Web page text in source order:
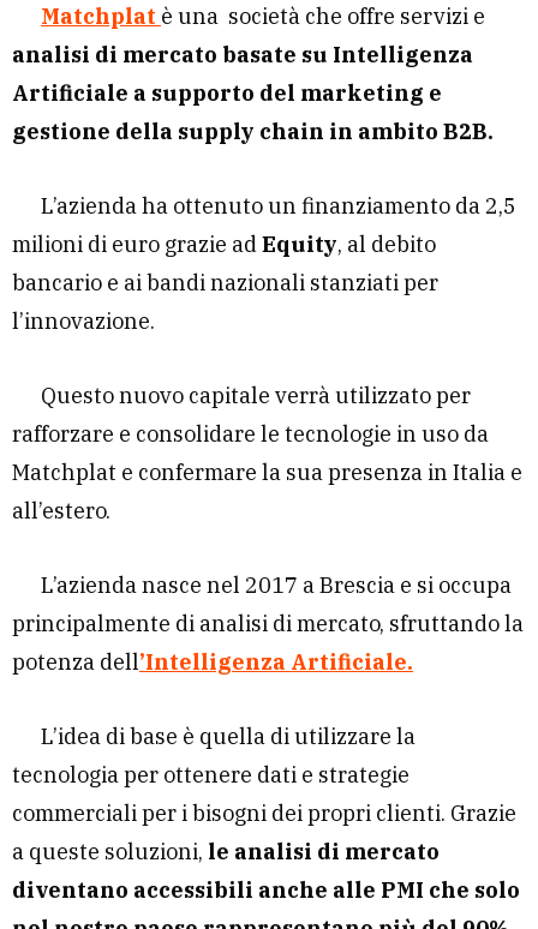
Matchplat è una società che offre servizi e
analisi di mercato basate su Intelligenza
Artificiale a supporto del marketing e
gestione della supply chain in ambito B2B.
L’azienda ha ottenuto un finanziamento da 2,5
milioni di euro grazie adEquity, al debito
bancario e ai bandi nazionali stanziati per
l’innovazione.
Questo nuovo capitale verrà utilizzato per
rafforzare e consolidare le tecnologie in uso da
Matchplat e confermare la sua presenza in Italia e
all’estero.
L’azienda nasce nel 2017 a Brescia e si occupa
principalmente di analisi di mercato, sfruttando la
potenza dell’Intelligenza Artificiale.
L’idea di base è quella di utilizzare la
tecnologia per ottenere dati e strategie
commerciali per i bisogni dei propri clienti. Grazie
a queste soluzioni, le analisi di mercato
diventano accessibili anche alle PMI che solo